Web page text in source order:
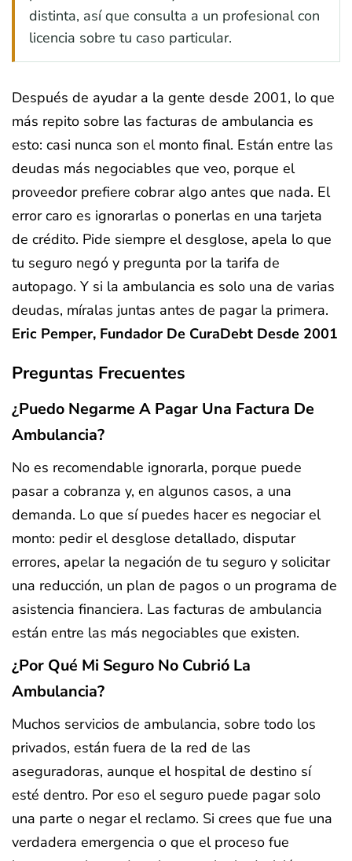
distinta, así que consulta a un profesional con
licencia sobre tu caso particular.
Después de ayudar a la gente desde 2001, lo que
más repito sobre las facturas de ambulancia es
esto: casi nunca son el monto final. Están entre las
deudas más negociables que veo, porque el
proveedor prefiere cobrar algo antes que nada. El
error caro es ignorarlas o ponerlas en una tarjeta
de crédito. Pide siempre el desglose, apela lo que
tu seguro negó y pregunta por la tarifa de
autopago. Y si la ambulancia es solo una de varias
deudas, míralas juntas antes de pagar la primera.
Eric Pemper, Fundador De CuraDebt Desde 2001
Preguntas Frecuentes
¿Puedo Negarme A Pagar Una Factura De
Ambulancia?
No es recomendable ignorarla, porque puede
pasar a cobranza y, en algunos casos, a una
demanda. Lo que sí puedes hacer es negociar el
monto: pedir el desglose detallado, disputar
errores, apelar la negación de tu seguro y solicitar
una reducción, un plan de pagos o un programa de
asistencia financiera. Las facturas de ambulancia
están entre las más negociables que existen.
¿Por Qué Mi Seguro No Cubrió La
Ambulancia?
Muchos servicios de ambulancia, sobre todo los
privados, están fuera de la red de las
aseguradoras, aunque el hospital de destino sí
esté dentro. Por eso el seguro puede pagar solo
una parte o negar el reclamo. Si crees que fue una
verdadera emergencia o que el proceso fue